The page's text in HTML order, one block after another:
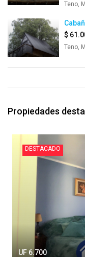
Teno,
$
Teno,
Propiedades
DESTACADO
UF 6.700